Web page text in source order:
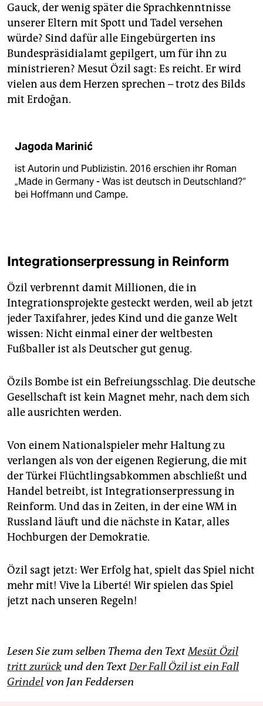
Gauck, der wenig später die Sprachkenntnisse
unserer Eltern mit Spott und Tadel versehen
würde? Sind dafür alle Eingebürgerten ins
Bundespräsidialamt gepilgert, um für ihn zu
ministrieren? Mesut Özil sagt: Es reicht. Er wird
vielen aus dem Herzen sprechen – trotz des Bilds
mit Erdoğan.
Jagoda Marinić
ist Autorin und Publizistin. 2016 erschien ihr Roman
„Made in Germany - Was ist deutsch in Deutschland?“
bei Hoffmann und Campe.
Integrationserpressung in Reinform
Özil verbrennt damit Millionen, die in
Integrationsprojekte gesteckt werden, weil ab jetzt
jeder Taxifahrer, jedes Kind und die ganze Welt
wissen: Nicht einmal einer der weltbesten
Fußballer ist als Deutscher gut genug.
Özils Bombe ist ein Befreiungsschlag. Die deutsche
Gesellschaft ist kein Magnet mehr, nach dem sich
alle ausrichten werden.
Von einem Nationalspieler mehr Haltung zu
verlangen als von der eigenen Regierung, die mit
der Türkei Flüchtlingsabkommen abschließt und
Handel betreibt, ist Integrationserpressung in
Reinform. Und das in Zeiten, in der eine WM in
Russland läuft und die nächste in Katar, alles
Hochburgen der Demokratie.
Özil sagt jetzt: Wer Erfolg hat, spielt das Spiel nicht
mehr mit! Vive la Liberté! Wir spielen das Spiel
jetzt nach unseren Regeln!
Lesen Sie zum selben Thema den TextMesüt Özil
tritt zurück und den TextDer Fall Özil ist ein Fall
Grindelvon Jan Feddersen